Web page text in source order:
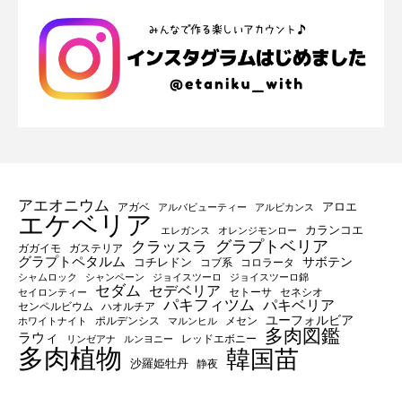
アエオニウム アガベ アルバビューティー アルビカンス アロエ
エケベリア エレガンス オレンジモンロー カランコエ
ガガイモ ガステリア クラッスラ グラプトベリア
グラプトペタルム コチレドン コブ系 コロラータ サボテン
シャムロック シャンペーン ジョイスツーロ
ジョイスツーロ錦
セイロンティー
セダム セデベリア セトーサ
セネシオ
センペルビウム
ハオルチア パキフィツム パキベリア
ホワイトナイト ポルデンシス マルンヒル メセン
ユーフォルビア
ラウィ
リンゼアナ ルンヨニー レッドエボニー 多肉図鑑
多肉植物 沙羅姫牡丹 静夜 韓国苗